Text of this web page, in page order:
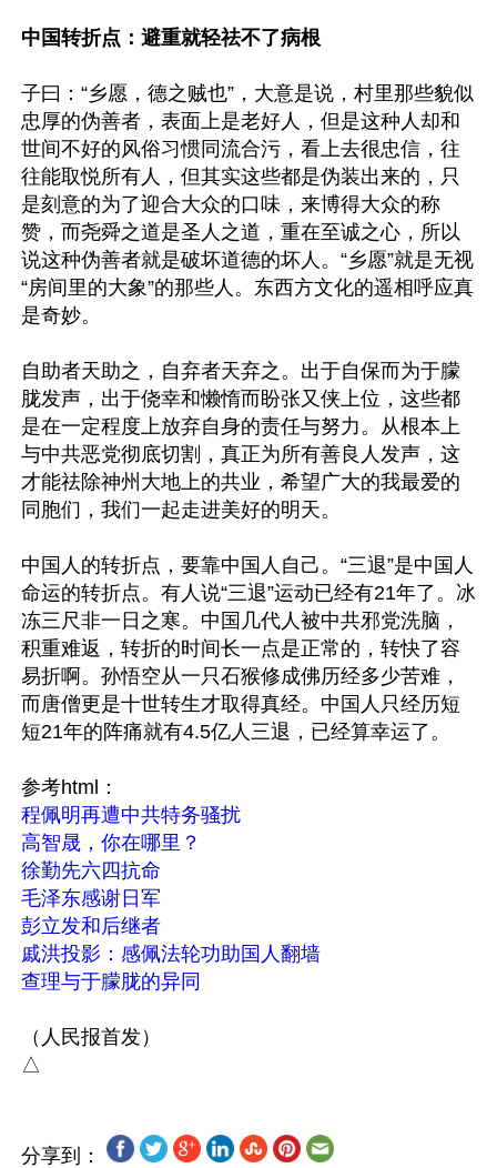
中国转折点：避重就轻祛不了病根
子曰：“乡愿，德之贼也”，大意是说，村里那些貌似
忠厚的伪善者，表面上是老好人，但是这种人却和
世间不好的风俗习惯同流合污，看上去很忠信，往
往能取悦所有人，但其实这些都是伪装出来的，只
是刻意的为了迎合大众的口味，来博得大众的称
赞，而尧舜之道是圣人之道，重在至诚之心，所以
说这种伪善者就是破坏道德的坏人。“乡愿”就是无视
“房间里的大象”的那些人。东西方文化的遥相呼应真
是奇妙。
自助者天助之，自弃者天弃之。出于自保而为于朦
胧发声，出于侥幸和懒惰而盼张又侠上位，这些都
是在一定程度上放弃自身的责任与努力。从根本上
与中共恶党彻底切割，真正为所有善良人发声，这
才能祛除神州大地上的共业，希望广大的我最爱的
同胞们，我们一起走进美好的明天。
中国人的转折点，要靠中国人自己。“三退”是中国人
命运的转折点。有人说“三退”运动已经有21年了。冰
冻三尺非一日之寒。中国几代人被中共邪党洗脑，
积重难返，转折的时间长一点是正常的，转快了容
易折啊。孙悟空从一只石猴修成佛历经多少苦难，
而唐僧更是十世转生才取得真经。中国人只经历短
短21年的阵痛就有4.5亿人三退，已经算幸运了。
程佩明再遭中共特务骚扰
高智晟，你在哪里？
徐勤先六四抗命
毛泽东感谢日军
彭立发和后继者
戚洪投影：感佩法轮功助国人翻墙
查理与于朦胧的异同
（人民报首发）
分享到：